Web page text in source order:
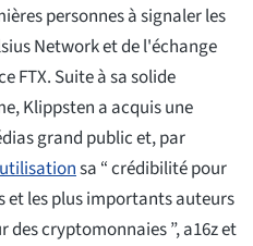
personnes à signaler les
Network et de l'échange
FTX. Suite à sa solide
Klippsten a acquis une
grand public et, par
utilisationsa “ crédibilité pour
les plus importants auteurs
des cryptomonnaies ”, a16z et